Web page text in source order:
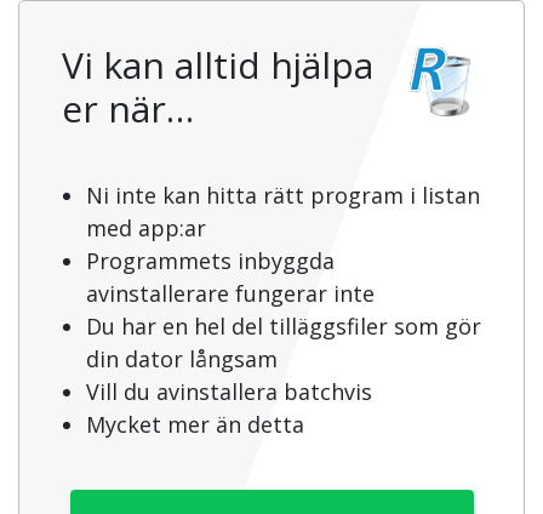
Vi kan alltid hjälpa
er när…
Ni inte kan hitta rätt program i listan
med app:ar
Programmets inbyggda
avinstallerare fungerar inte
Du har en hel del tilläggsfiler som gör
din dator långsam
Vill du avinstallera batchvis
Mycket mer än detta